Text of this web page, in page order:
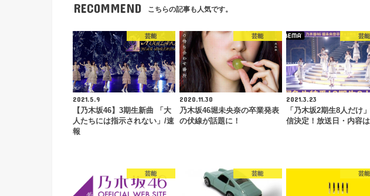
RECOMMEND こちらの記事も人気です。
芸能
2021.5.9
【乃木坂46】3期生新曲 「大
人たちには指示されない」/速
報
芸能
2020.11.30
乃木坂46堀未央奈の卒業発表
の伏線が話題に！
芸能
2021.3.23
「乃木坂2期生8人だけ
信決定！放送日・内容は
芸能 芸能 芸能